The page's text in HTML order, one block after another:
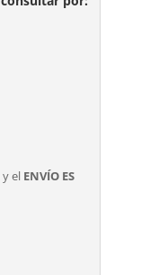
el ENVÍO ES